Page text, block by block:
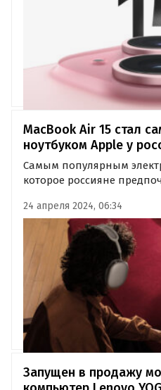
MacBook Air 15 стал
ноутбуком Apple у
Самым популярным
которое россияне
MacBook Air 15 от Apple. Об
данные исследования
24 апреля 2024, 06:34
Запущен в продажу